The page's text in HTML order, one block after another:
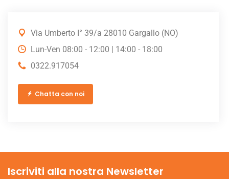
Via Umberto I° 39/a 28010 Gargallo (NO)
Lun-Ven 08:00 - 12:00 | 14:00 - 18:00
0322.917054
Chatta con noi
Iscriviti alla nostra Newsletter